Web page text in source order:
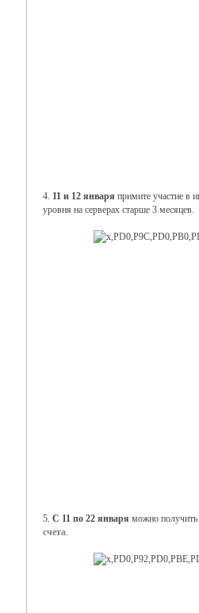
4. 11 и 12 января примите участие в
уровня на серверах старше 3 месяцев.
5. С 11 по 22 января можно получить
счета.